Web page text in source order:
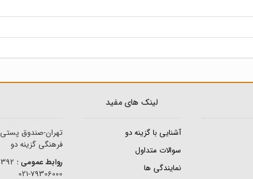
لینک های مفید
آشنایی با گزینه دو
سوالات متداول
نمایندگی ها
تهران-صندوق پستی
فرهنگی گزینه دو
روابط عمومی :
79306000-021